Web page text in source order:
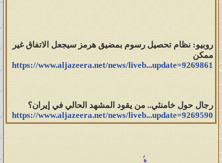
روبيو: نظام تحصيل رسوم بمضيق هرمز سيجعل الاتفاق غير
ممكن
https://www.aljazeera.net/news/liveb...update=9269861
رجال حول خامنئي.. من يقود المشهد الحالي في إيران؟
https://www.aljazeera.net/news/liveb...update=9269590